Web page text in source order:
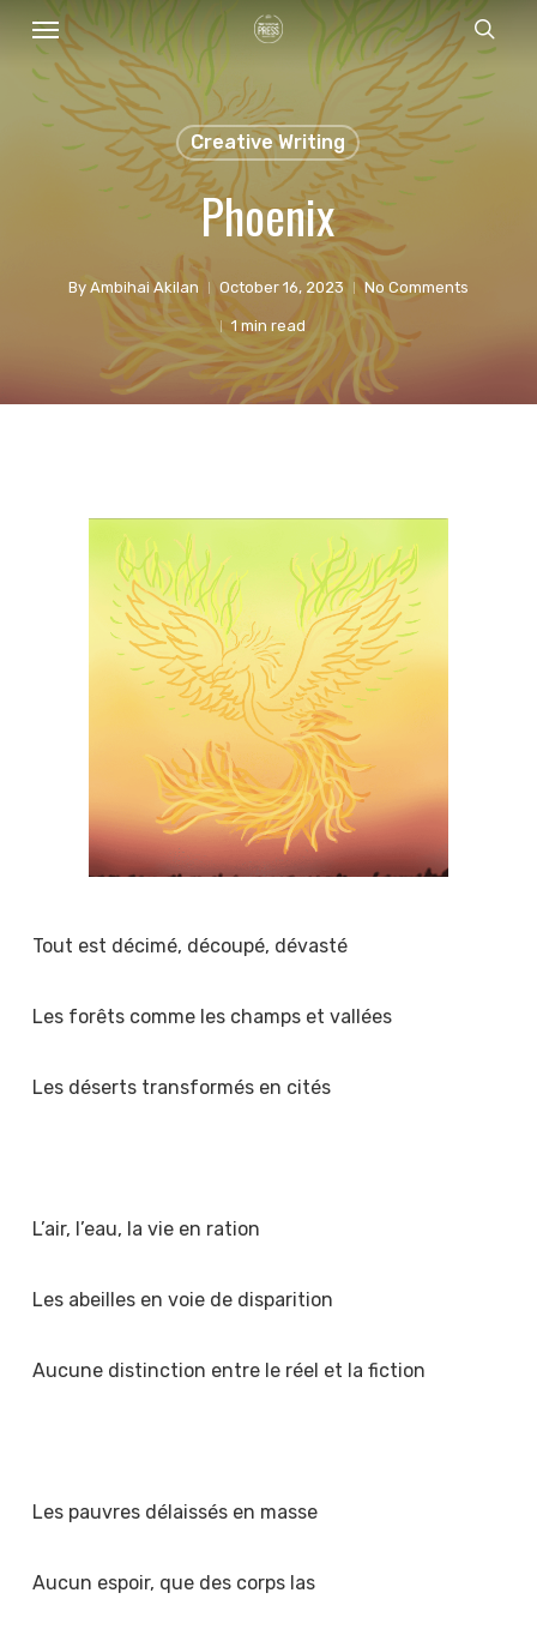
Skip
main
content
Menu
Creative Writing
Phoenix
By Ambihai Akilan October 16, 2023 No Comments
1 min read
Tout est décimé, découpé, dévasté
Les forêts comme les champs et vallées
Les déserts transformés en cités
L’air, l’eau, la vie en ration
Les abeilles en voie de disparition
Aucune distinction entre le réel et la fiction
Les pauvres délaissés en masse
Aucun espoir, que des corps las